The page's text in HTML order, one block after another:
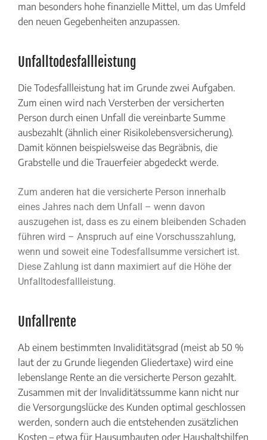
man besonders hohe finanzielle Mittel, um das Umfeld
den neuen Gegebenheiten anzupassen.
Unfalltodesfallleistung
Die Todesfallleistung hat im Grunde zwei Aufgaben.
Zum einen wird nach Versterben der versicherten
Person durch einen Unfall die vereinbarte Summe
ausbezahlt (ähnlich einer Risikolebensversicherung).
Damit können beispielsweise das Begräbnis, die
Grabstelle und die Trauerfeier abgedeckt werde.
Zum anderen hat die versicherte Person innerhalb
eines Jahres nach dem Unfall – wenn davon
auszugehen ist, dass es zu einem bleibenden Schaden
führen wird – Anspruch auf eine Vorschusszahlung,
wenn und soweit eine Todesfallsumme versichert ist.
Diese Zahlung ist dann maximiert auf die Höhe der
Unfalltodesfallleistung.
Unfallrente
Ab einem bestimmten Invaliditätsgrad (meist ab 50 %
laut der zu Grunde liegenden Gliedertaxe) wird eine
lebenslange Rente an die versicherte Person gezahlt.
Zusammen mit der Invaliditätssumme kann nicht nur
die Versorgungslücke des Kunden optimal geschlossen
werden, sondern auch die entstehenden zusätzlichen
Kosten – etwa für Hausumbauten oder Haushaltshilfen